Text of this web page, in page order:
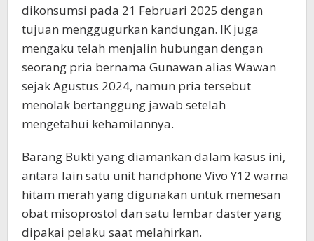
dikonsumsi pada 21 Februari 2025 dengan
tujuan menggugurkan kandungan. IK juga
mengaku telah menjalin hubungan dengan
seorang pria bernama Gunawan alias Wawan
sejak Agustus 2024, namun pria tersebut
menolak bertanggung jawab setelah
mengetahui kehamilannya.
Barang Bukti yang diamankan dalam kasus ini,
antara lain satu unit handphone Vivo Y12 warna
hitam merah yang digunakan untuk memesan
obat misoprostol dan satu lembar daster yang
dipakai pelaku saat melahirkan.